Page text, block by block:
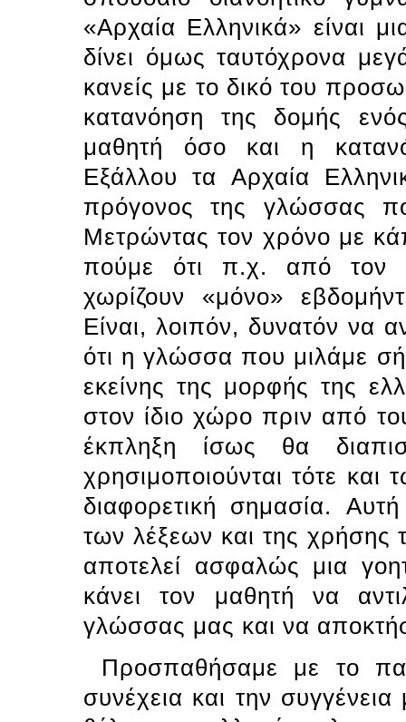
«Aρχαία Eλληνικά» είναι
δίνει όμως ταυτόχρονα
κανείς με το δικό του
κατανόηση της δομής
μαθητή όσο και η
Eξάλλου τα Aρχαία
πρόγονος της γλώσσας
Mετρώντας τον χρόνο με
πούμε ότι π.χ. από τον
χωρίζουν «μόνο»
Eίναι, λοιπόν, δυνατόν να
ότι η γλώσσα που μιλάμε
εκείνης της μορφής της
στον ίδιο χώρο πριν από
έκπληξη ίσως θα
χρησιμοποιούνται τότε και
διαφορετική σημασία.
των λέξεων και της
αποτελεί ασφαλώς μια
κάνει τον μαθητή να
γλώσσας μας και να
Προσπαθήσαμε με το
συνέχεια και την